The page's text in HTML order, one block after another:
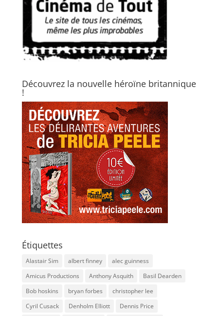
Découvrez la nouvelle héroïne britannique
!
Étiquettes
Alastair Sim albert finney
alec guinness
Amicus Productions
Anthony Asquith
Basil Dearden
Bob hoskins
bryan forbes
christopher lee
Cyril Cusack
Denholm Elliott
Dennis Price